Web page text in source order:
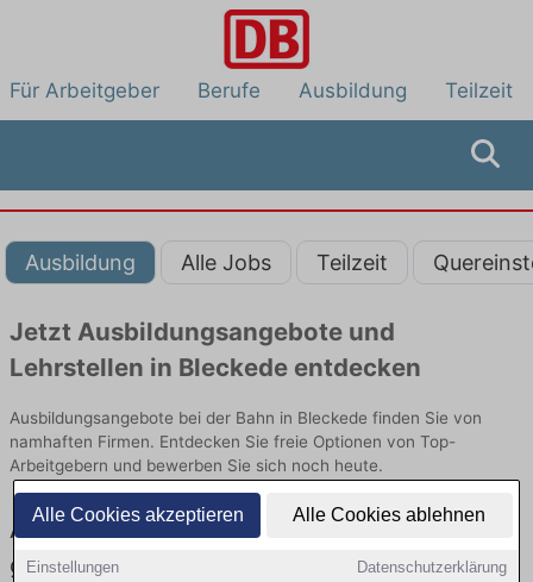
Alle Cookies akzeptieren Alle Cookies ablehnen
Einstellungen Datenschutzerklärung
Für Arbeitgeber Berufe Ausbildung Teilzeit
Ausbildung Alle Jobs Teilzeit
Jetzt Ausbildungsangebote und
Lehrstellen in Bleckede entdecken
Ausbildungsangebote bei der Bahn in Bleckede finden Sie von
namhaften Firmen. Entdecken Sie freie Optionen von Top-
Arbeitgebern und bewerben Sie sich noch heute.
Ausbildung in Bleckede bei der Bahn: Aktuell
gibt es keine Stellenangebote für Ausbildung